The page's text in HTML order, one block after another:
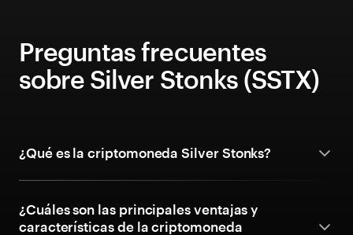
Preguntas frecuentes
sobre Silver Stonks (SSTX)
¿Qué es la criptomoneda Silver Stonks?
¿Cuáles son las principales ventajas y
características de la criptomoneda